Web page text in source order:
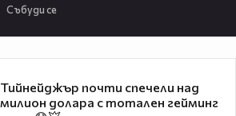
Събуди се
Тийнейджър почти спечели над
милион долара с тотален гейминг